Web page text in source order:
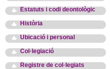
Estatuts i codi deontològic
Història
Ubicació i personal
Col·legiació
Registre de col·legiats